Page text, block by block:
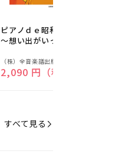
ピアノｄｅ昭和ポップス
～想い出がいっぱい～
販
売
（株）全音楽譜出版社
通常価格
2,090 円（税込）
すべて見る